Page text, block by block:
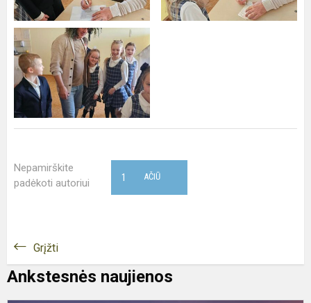
Nepamirškite
padėkoti autoriui
AČIŪ
1
Grįžti
Ankstesnės naujienos